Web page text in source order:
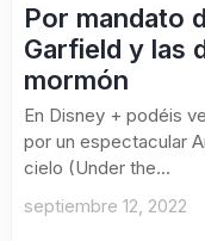
Por mandato
Garfield y las
mormón
En Disney + podéis
por un espectacular
cielo (Under the...
septiembre 12, 2022